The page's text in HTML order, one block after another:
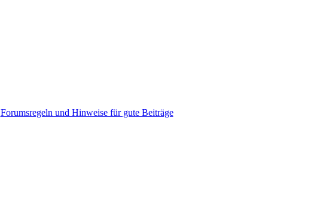
Forumsregeln und Hinweise für gute Beiträge